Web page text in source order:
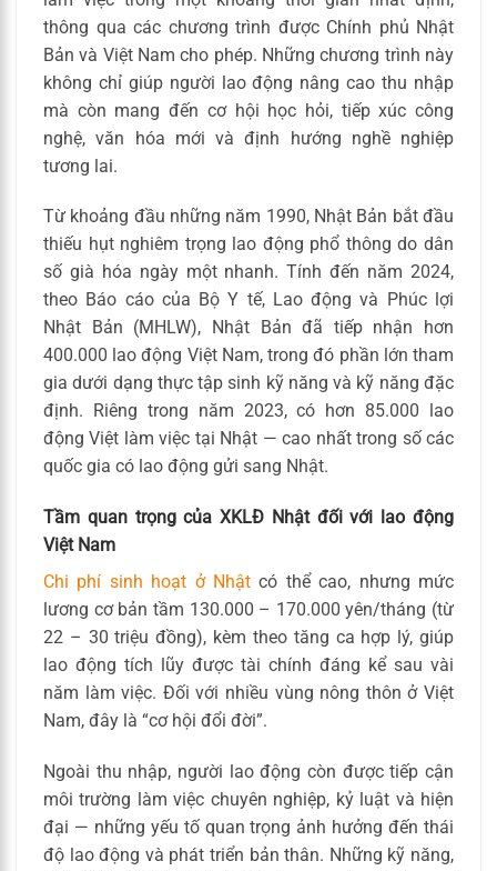
thông qua các chương trình được Chính phủ Nhật
Bản và Việt Nam cho phép. Những chương trình này
không chỉ giúp người lao động nâng cao thu nhập
mà còn mang đến cơ hội học hỏi, tiếp xúc công
nghệ, văn hóa mới và định hướng nghề nghiệp
tương lai.
Từ khoảng đầu những năm 1990, Nhật Bản bắt đầu
thiếu hụt nghiêm trọng lao động phổ thông do dân
số già hóa ngày một nhanh. Tính đến năm 2024,
theo Báo cáo của Bộ Y tế, Lao động và Phúc lợi
Nhật Bản (MHLW), Nhật Bản đã tiếp nhận hơn
400.000 lao động Việt Nam, trong đó phần lớn tham
gia dưới dạng thực tập sinh kỹ năng và kỹ năng đặc
định. Riêng trong năm 2023, có hơn 85.000 lao
động Việt làm việc tại Nhật — cao nhất trong số các
quốc gia có lao động gửi sang Nhật.
Tầm quan trọng của XKLĐ Nhật đối với lao động
Việt Nam
Chi phí sinh hoạt ở Nhật có thể cao, nhưng mức
lương cơ bản tầm 130.000 – 170.000 yên/tháng (từ
22 – 30 triệu đồng), kèm theo tăng ca hợp lý, giúp
lao động tích lũy được tài chính đáng kể sau vài
năm làm việc. Đối với nhiều vùng nông thôn ở Việt
Nam, đây là “cơ hội đổi đời”.
Ngoài thu nhập, người lao động còn được tiếp cận
môi trường làm việc chuyên nghiệp, kỷ luật và hiện
đại — những yếu tố quan trọng ảnh hưởng đến thái
độ lao động và phát triển bản thân. Những kỹ năng,